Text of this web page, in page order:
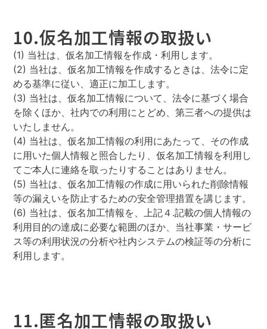
10.仮名加工情報の取扱い
(1) 当社は、仮名加工情報を作成・利用します。
(2) 当社は、仮名加工情報を作成するときは、法令に定
める基準に従い、適正に加工します。
(3) 当社は、仮名加工情報について、法令に基づく場合
を除くほか、社内での利用にとどめ、第三者への提供は
いたしません。
(4) 当社は、仮名加工情報の利用にあたって、その作成
に用いた個人情報と照合したり、仮名加工情報を利用し
てご本人に連絡を取ったりすることはありません。
(5) 当社は、仮名加工情報の作成に用いられた削除情報
等の漏えいを防止するための安全管理措置を講じます。
(6) 当社は、仮名加工情報を、上記４.記載の個人情報の
利用目的の達成に必要な範囲のほか、当社事業・サービ
ス等の利用状況の分析や社内システムの検証等の分析に
利用します。
11.匿名加工情報の取扱い